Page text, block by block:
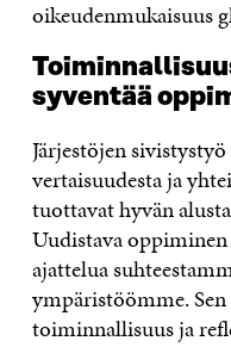
oikeudenmukaisuus
syventää
Järjestöjen
vertaisuudesta ja
tuottavat hyvän
Uudistava
ajattelua
ympäristöömme.
toiminnallisuus ja